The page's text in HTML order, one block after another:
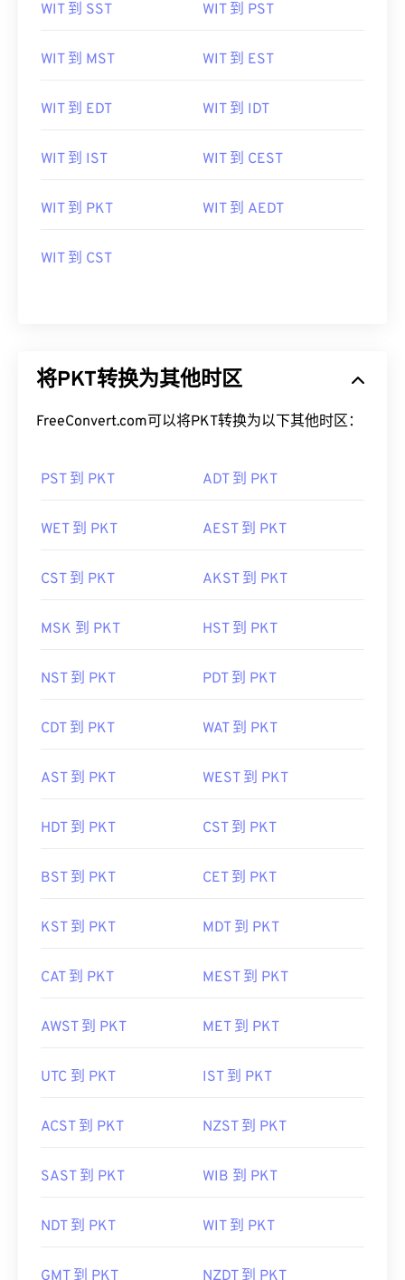
WIT 到 SST WIT 到 PST
WIT 到 MST WIT 到 EST
WIT 到 EDT WIT 到 IDT
WIT 到 IST WIT 到 CEST
WIT 到 PKT WIT 到 AEDT
WIT 到 CST
将PKT转换为其他时区
FreeConvert.com可以将PKT转换为以下其他时区：
PST 到 PKT ADT 到 PKT
WET 到 PKT AEST 到 PKT
CST 到 PKT AKST 到 PKT
MSK 到 PKT HST 到 PKT
NST 到 PKT PDT 到 PKT
CDT 到 PKT WAT 到 PKT
AST 到 PKT WEST 到 PKT
HDT 到 PKT CST 到 PKT
BST 到 PKT CET 到 PKT
KST 到 PKT MDT 到 PKT
CAT 到 PKT MEST 到 PKT
AWST 到 PKT MET 到 PKT
UTC 到 PKT IST 到 PKT
ACST 到 PKT NZST 到 PKT
SAST 到 PKT WIB 到 PKT
NDT 到 PKT WIT 到 PKT
GMT 到 PKT NZDT 到 PKT